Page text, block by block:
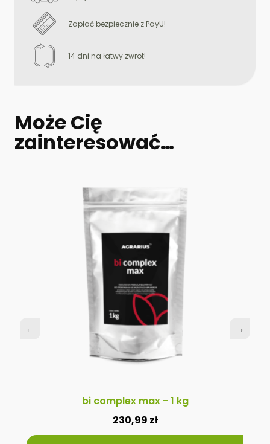
Zapłać bezpiecznie z PayU!
14 dni na łatwy zwrot!
Może Cię
zainteresować…
bi complex max - 1 kg
230,99 zł
← →
← →